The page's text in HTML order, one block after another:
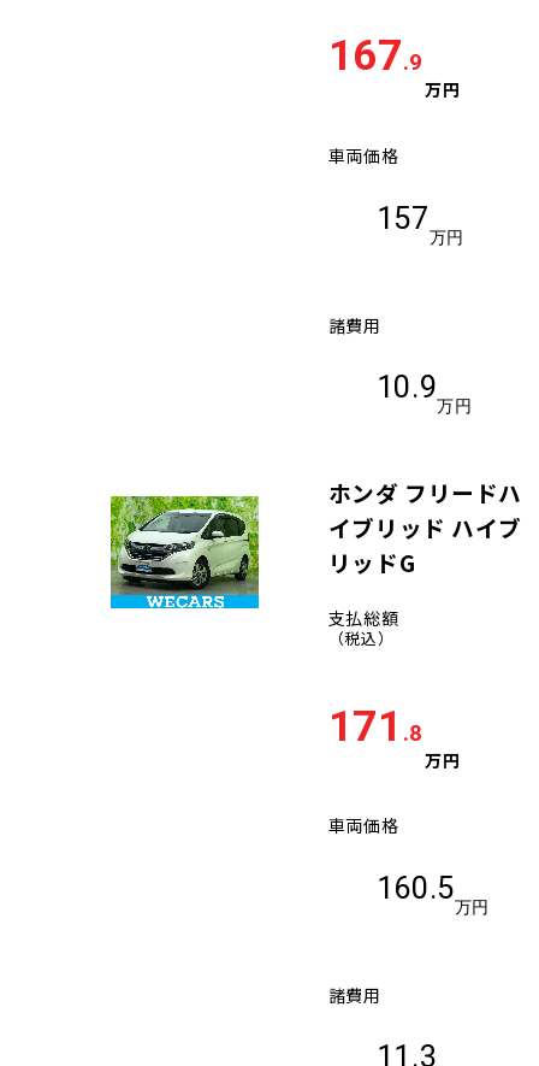
167.9
万円
車両価格
157
万円
諸費用
10.9
万円
ホンダ フリードハ
イブリッド ハイブ
リッドG
支払総額
（税込）
171 .8
万円
車両価格
160.5
万円
諸費用
11.3